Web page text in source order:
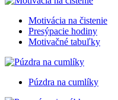
Motivácia na čistenie
Presýpacie hodiny
Motivačné tabuľky
Púzdra na cumlíky